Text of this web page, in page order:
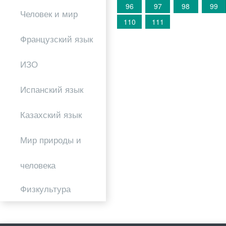
Человек и мир
Французский язык
ИЗО
Испанский язык
Казахский язык
Мир природы и
человека
Физкультура
96 97 98 99
110
111